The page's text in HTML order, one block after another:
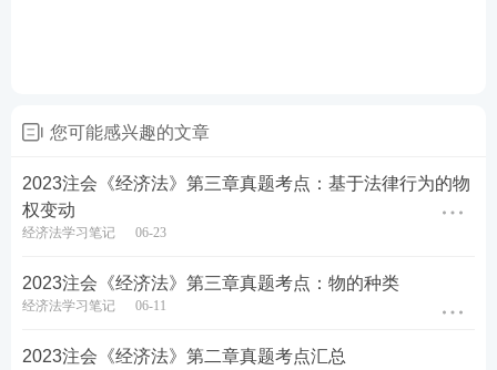
按照下列情形处理：
①新贷与旧贷的担保人相同的，人民法院应予支持;
②新贷与旧贷的担保人不同，或者旧贷无担保新贷有
担保的，人民法院不予支持，但是债权人有证据证明
新贷的担保人提供担保时对以新贷偿还旧贷的事实知
道或者应当知道的除外。
您可能感兴趣的文章
2023注会《经济法》第三章真题考点：基于法律行为的物
权变动
经济法学习笔记 06-23
2023注会《经济法》第三章真题考点：物的种类
经济法学习笔记 06-11
2023注会《经济法》第二章真题考点汇总